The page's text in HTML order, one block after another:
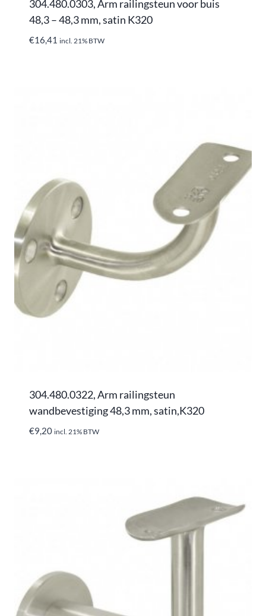
304.480.0303, Arm railingsteun voor buis
48,3 – 48,3 mm, satin K320
€16,41 incl. 21% BTW
304.480.0322, Arm railingsteun
wandbevestiging 48,3 mm, satin,K320
€9,20 incl. 21% BTW